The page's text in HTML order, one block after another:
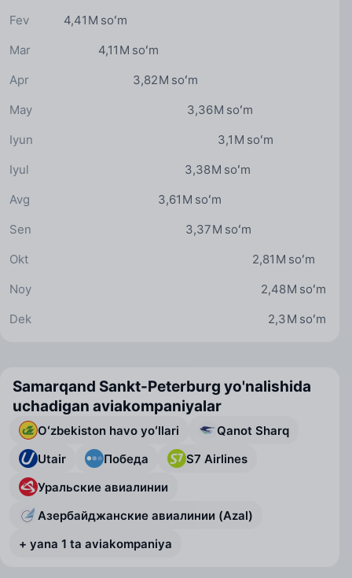
4,41 M soʻm
Fev
4,11 M soʻm
Mar
3,82 M soʻm
Apr
3,36 M soʻm
May
3,1 M soʻm
Iyun
3,38 M soʻm
Iyul
3,61 M soʻm
Avg
3,37 M soʻm
Sen
2,81 M soʻm
Okt
2,48 M soʻm
Noy
2,3 M soʻm
Dek
Samarqand Sankt-Peterburg yo'nalishida
uchadigan aviakompaniyalar
Oʻzbekiston havo yoʻllari
Qanot Sharq
Utair
Победа
S7 Airlines
Уральские авиалинии
Азербайджанские авиалинии (Azal)
+ yana 1 ta aviakompaniya